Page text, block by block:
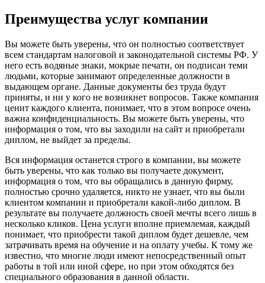
Преимущества услуг компании
Вы можете быть уверены, что он полностью соответствует
всем стандартам налоговой и законодательной системы РФ. У
него есть водяные знаки, мокрые печати, он подписан теми
людьми, которые занимают определенные должности в
выдающем органе. Данные документы без труда будут
приняты, и ни у кого не возникнет вопросов. Также компания
ценит каждого клиента, понимает, что в этом вопросе очень
важна конфиденциальность. Вы можете быть уверены, что
информация о том, что вы заходили на сайт и приобретали
диплом, не выйдет за пределы.
Вся информация останется строго в компании, вы можете
быть уверены, что как только вы получаете документ,
информация о том, что вы обращались в данную фирму,
полностью срочно удаляется, никто не узнает, что вы были
клиентом компании и приобретали какой-либо диплом. В
результате вы получаете должность своей мечты всего лишь в
несколько кликов. Цена услуги вполне приемлемая, каждый
понимает, что приобрести такой диплом будет дешевле, чем
затрачивать время на обучение и на оплату учебы. К тому же
известно, что многие люди имеют непосредственный опыт
работы в той или иной сфере, но при этом обходятся без
специального образования в данной области.